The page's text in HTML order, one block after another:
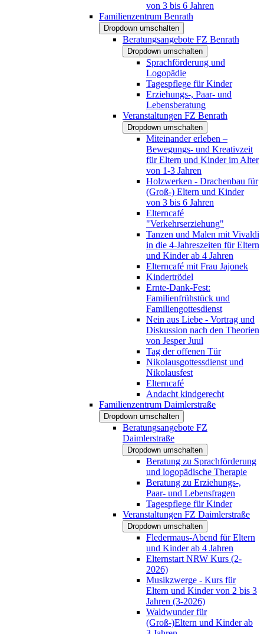
von 3 bis 6 Jahren
Familienzentrum Benrath
Dropdown umschalten
Beratungsangebote FZ Benrath
Dropdown umschalten
Sprachförderung und
Logopädie
Tagespflege für Kinder
Erziehungs-, Paar- und
Lebensberatung
Veranstaltungen FZ Benrath
Dropdown umschalten
Miteinander erleben –
Bewegungs- und Kreativzeit
für Eltern und Kinder im Alter
von 1-3 Jahren
Holzwerken - Drachenbau für
(Groß-) Eltern und Kinder
von 3 bis 6 Jahren
Elterncafé
"Verkehrserziehung"
Tanzen und Malen mit Vivaldi
in die 4-Jahreszeiten für Eltern
und Kinder ab 4 Jahren
Elterncafé mit Frau Jajonek
Kindertrödel
Ernte-Dank-Fest:
Familienfrühstück und
Familiengottesdienst
Nein aus Liebe - Vortrag und
Diskussion nach den Theorien
von Jesper Juul
Tag der offenen Tür
Nikolausgottessdienst und
Nikolausfest
Elterncafé
Andacht kindgerecht
Familienzentrum Daimlerstraße
Dropdown umschalten
Beratungsangebote FZ
Daimlerstraße
Dropdown umschalten
Beratung zu Sprachförderung
und logopädische Therapie
Beratung zu Erziehungs-,
Paar- und Lebensfragen
Tagespflege für Kinder
Veranstaltungen FZ Daimlerstraße
Dropdown umschalten
Fledermaus-Abend für Eltern
und Kinder ab 4 Jahren
Elternstart NRW Kurs (2-
2026)
Musikzwerge - Kurs für
Eltern und Kinder von 2 bis 3
Jahren (3-2026)
Waldwunder für
(Groß-)Eltern und Kinder ab